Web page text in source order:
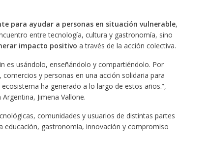
para ayudar a personas en situación vulnerable,
entre tecnología, cultura y gastronomía, sino
impacto positivo a través de la acción colectiva.
es usándolo, enseñándolo y compartiéndolo. Por
y personas en una acción solidaria para
ha generado a lo largo de estos años.”,
Jimena Vallone.
comunidades y usuarios de distintas partes
educación, gastronomía, innovación y compromiso